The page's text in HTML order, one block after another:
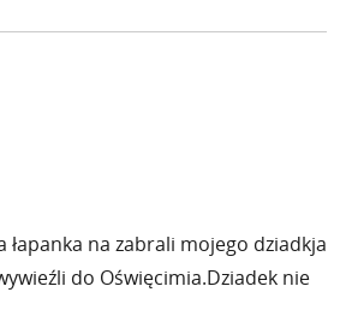
łapanka na zabrali mojego dziadkja
do Oświęcimia.Dziadek nie